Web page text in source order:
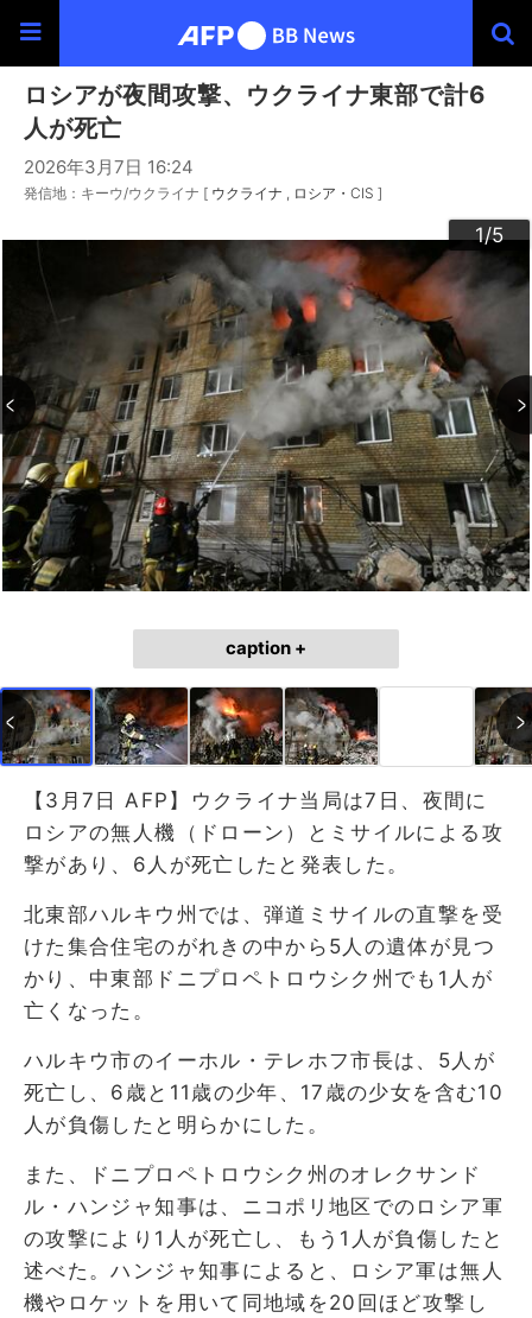
ロシアが夜間攻撃、ウクライナ東部で計6
人が死亡
2026年3月7日 16:24
発信地：キーウ/ウクライナ [ ウクライナ ロシア・CIS ]
1/5
2/5
3/5
4/5
5/5
caption +
【3月7日 AFP】ウクライナ当局は7日、夜間に
ロシアの無人機（ドローン）とミサイルによる攻
撃があり、6人が死亡したと発表した。
北東部ハルキウ州では、弾道ミサイルの直撃を受
けた集合住宅のがれきの中から5人の遺体が見つ
かり、中東部ドニプロペトロウシク州でも1人が
亡くなった。
ハルキウ市のイーホル・テレホフ市長は、5人が
死亡し、6歳と11歳の少年、17歳の少女を含む10
人が負傷したと明らかにした。
また、ドニプロペトロウシク州のオレクサンド
ル・ハンジャ知事は、ニコポリ地区でのロシア軍
の攻撃により1人が死亡し、もう1人が負傷したと
述べた。ハンジャ知事によると、ロシア軍は無人
機やロケットを用いて同地域を20回ほど攻撃し